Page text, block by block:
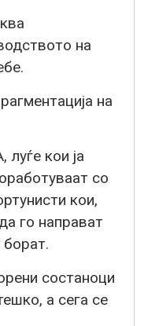
на
на
кои ја
со
кои,
го направат
состаноци
а сега се